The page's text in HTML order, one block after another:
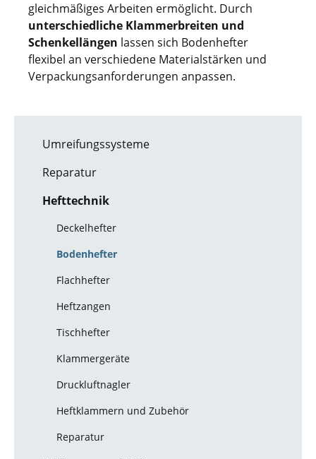
gleichmäßiges Arbeiten ermöglicht. Durch
unterschiedliche Klammerbreiten und
Schenkellängen lassen sich Bodenhefter
flexibel an verschiedene Materialstärken und
Verpackungsanforderungen anpassen.
Umreifungssysteme
Reparatur
Hefttechnik
Deckelhefter
Bodenhefter
Flachhefter
Heftzangen
Tischhefter
Klammergeräte
Druckluftnagler
Heftklammern und Zubehör
Reparatur